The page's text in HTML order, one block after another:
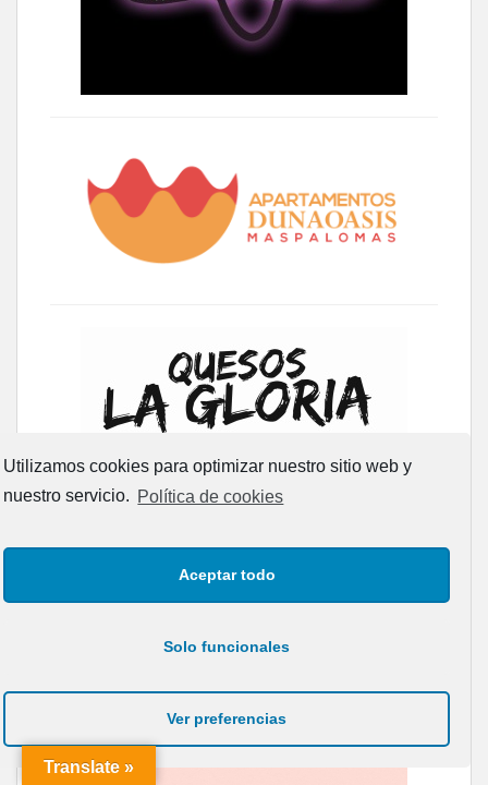
Utilizamos cookies para optimizar nuestro sitio web y
nuestro servicio. Política de cookies
Aceptar todo
Solo funcionales
Ver preferencias
Translate »